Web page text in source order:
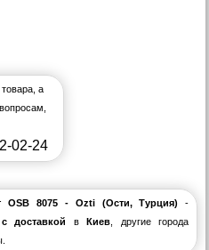
а
02-24
OSB 8075 - Ozti (Ости, Турция)-
с доставкой вКиев , другие города